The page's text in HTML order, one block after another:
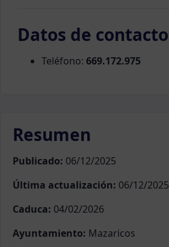
Datos de contacto
Teléfono: 669.172.975
Resumen
Publicado: 06/12/2025
Última actualización: 06/12/2025
Caduca: 04/02/2026
Ayuntamiento: Mazaricos